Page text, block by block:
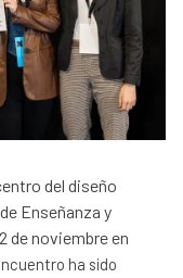
del diseño
Enseñanza y
de noviembre en
ha sido